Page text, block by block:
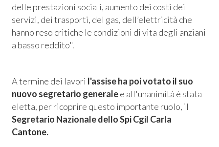
delle prestazioni sociali, aumento dei costi dei
servizi, dei trasporti, del gas, dell’elettricità che
hanno reso critiche le condizioni di vita degli anziani
a basso reddito".
A termine dei lavori l'assise ha poi votato il suo
nuovo segretario generalee all'unanimità è stata
eletta, per ricoprire questo importante ruolo, il
Segretario Nazionale dello Spi Cgil Carla
Cantone.